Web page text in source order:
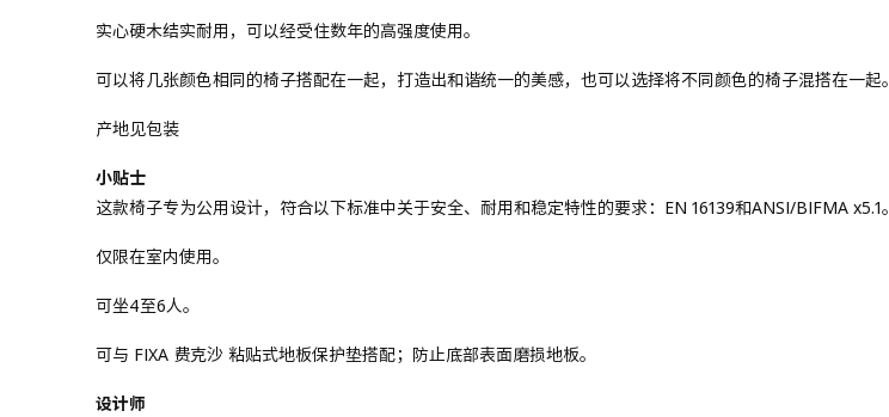
实心硬木结实耐用，可以经受住数年的高强度使用。
可以将几张颜色相同的椅子搭配在一起，打造出和谐统一的美感，也可以选择将不同颜色的椅子混搭在一起。
产地见包装
小贴士
这款椅子专为公用设计，符合以下标准中关于安全、耐用和稳定特性的要求：EN 16139和ANSI/BIFMA x5.1。
仅限在室内使用。
可坐4至6人。
可与 FIXA 费克沙 粘贴式地板保护垫搭配；防止底部表面磨损地板。
设计师